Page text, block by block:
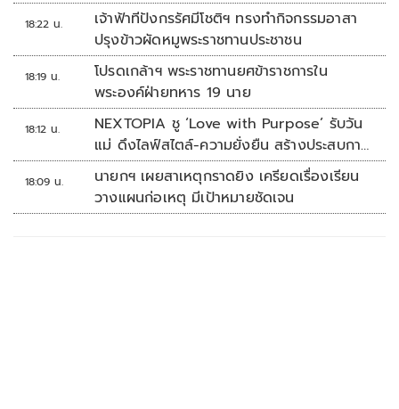
18:22 น.
เจ้าฟ้าทีปังกรรัศมีโชติฯ ทรงทำกิจกรรมอาสา
ปรุงข้าวผัดหมูพระราชทานประชาชน
18:19 น.
โปรดเกล้าฯ พระราชทานยศข้าราชการใน
พระองค์ฝ่ายทหาร 19 นาย
18:12 น.
NEXTOPIA ชู ‘Love with Purpose’ รับวัน
แม่ ดึงไลฟ์สไตล์-ความยั่งยืน สร้างประสบกา
รณ์ช้อปปิงมีความหมาย
18:09 น.
นายกฯ เผยสาเหตุกราดยิง เครียดเรื่องเรียน
วางแผนก่อเหตุ มีเป้าหมายชัดเจน